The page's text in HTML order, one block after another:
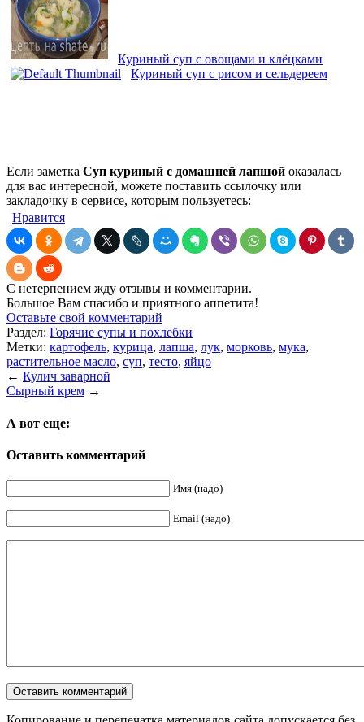
Куриный суп с овощами и клёцками
Куриный суп с рисом и сельдереем
Если заметка Суп куриный с домашней лапшой оказалась
для вас интересной, можете поставить ссылочку или
закладочку в сервисе, которым пользуетесь:
Нравится
С нетерпением жду отзывы и комментарии.
Большое Вам спасибо и приятного аппетита!
Оставьте свой комментарий
Раздел: Горячие супы и похлебки
Метки: картофель, курица, лапша, лук, морковь, мука,
растительное масло, суп, тесто, яйцо
← Кулич заварной
Сырный крем →
А вот еще:
Оставить комментарий
Имя (надо)
Email (надо)